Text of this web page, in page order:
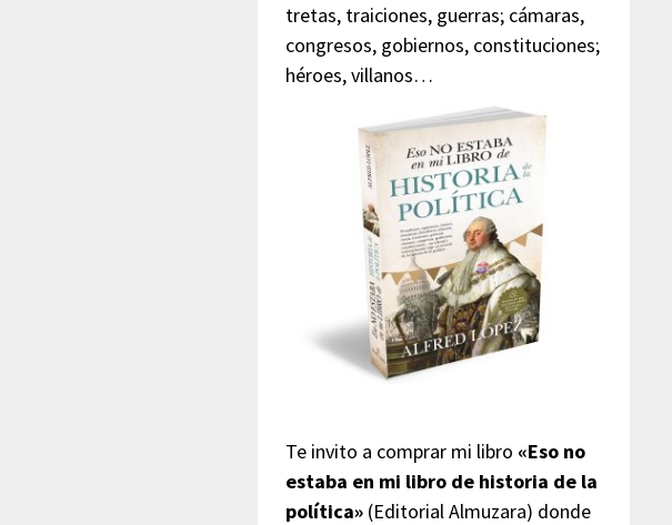
tretas, traiciones, guerras; cámaras,
congresos, gobiernos, constituciones;
héroes, villanos…
Te invito a comprar mi libro «Eso no
estaba en mi libro de historia de la
política»(Editorial Almuzara) donde